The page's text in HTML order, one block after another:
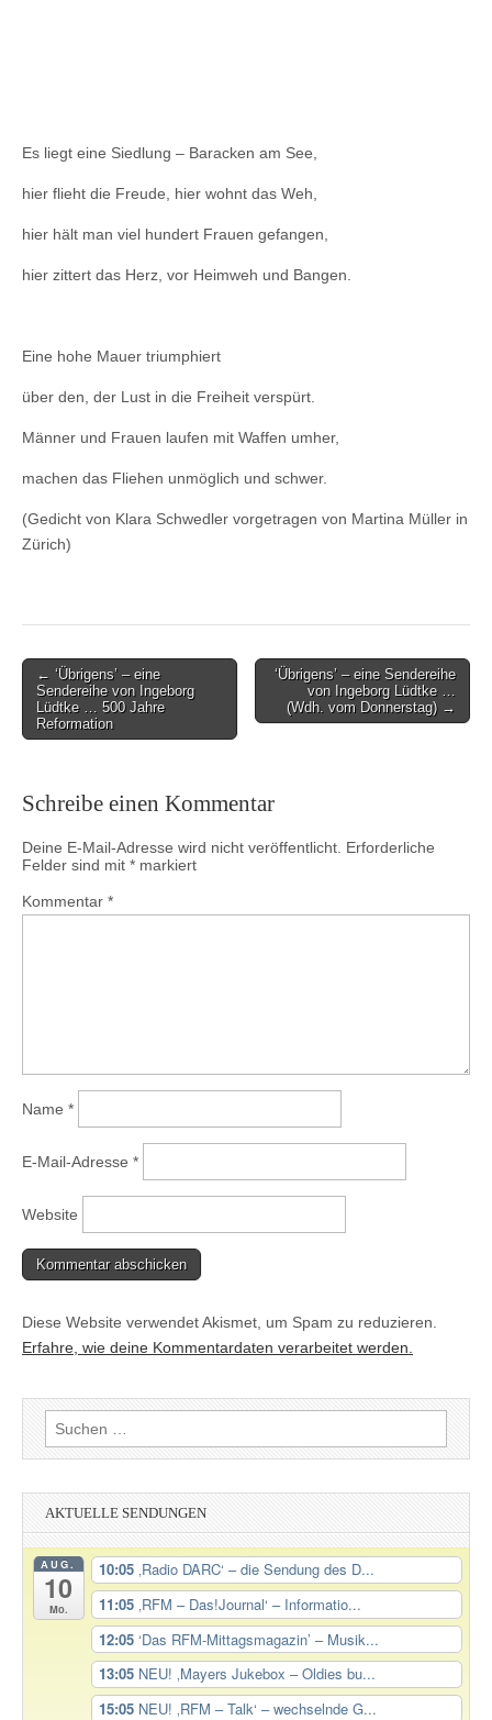
Es liegt eine Siedlung – Baracken am See,
hier flieht die Freude, hier wohnt das Weh,
hier hält man viel hundert Frauen gefangen,
hier zittert das Herz, vor Heimweh und Bangen.
Eine hohe Mauer triumphiert
über den, der Lust in die Freiheit verspürt.
Männer und Frauen laufen mit Waffen umher,
machen das Fliehen unmöglich und schwer.
(Gedicht von Klara Schwedler vorgetragen von Martina Müller in
Zürich)
Post
navigation
← ‘Übrigens’ – eine
Sendereihe von Ingeborg
Lüdtke … 500 Jahre
Reformation
‘Übrigens’ – eine Sendereihe
von Ingeborg Lüdtke …
(Wdh. vom Donnerstag) →
Schreibe einen Kommentar
Deine E-Mail-Adresse wird nicht veröffentlicht. Erforderliche
Felder sind mit * markiert
Kommentar *
Name *
E-Mail-Adresse *
Website
Diese Website verwendet Akismet, um Spam zu reduzieren.
Erfahre, wie deine Kommentardaten verarbeitet werden.
Suchen
nach:
AKTUELLE SENDUNGEN
AUG.
10
Mo.
10:05 ‚Radio DARC‘ – die Sendung des D...
11:05 ‚RFM – Das!Journal‘ – Informatio...
12:05 ‘Das RFM-Mittagsmagazin’ – Musik...
13:05 NEU! ‚Mayers Jukebox – Oldies bu...
15:05 NEU! ‚RFM – Talk‘ – wechselnde G...